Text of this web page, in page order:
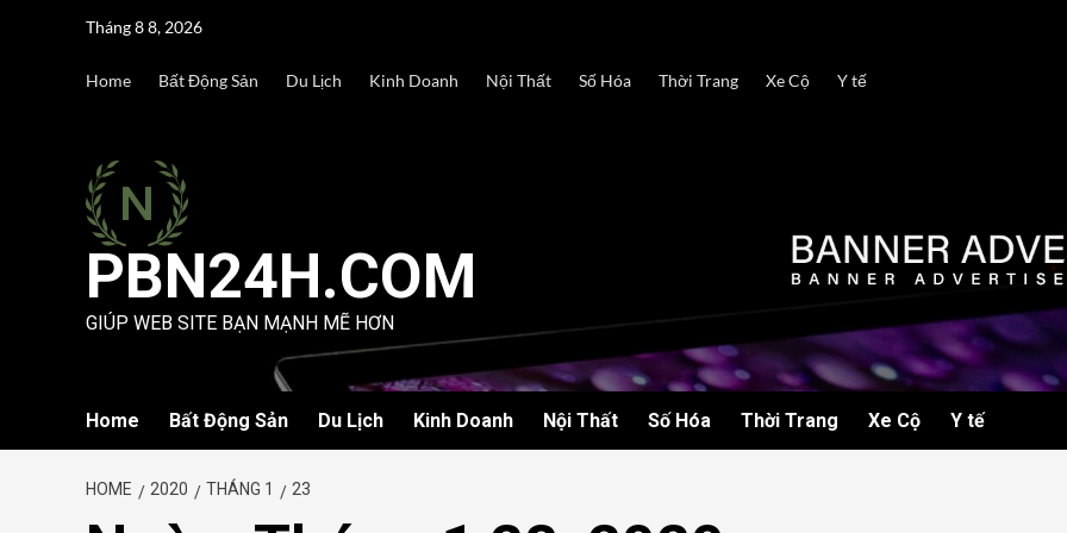
Tháng 8 8, 2026
Home Bất Động Sản Du Lịch Kinh Doanh Nội Thất Số Hóa Thời Trang Xe Cộ Y tế
PBN24H.COM
GIÚP WEB SITE BẠN MẠNH MẼ HƠN
Home Bất Động Sản Du Lịch Kinh Doanh Nội Thất Số Hóa Thời Trang Xe Cộ Y tế
HOME 2020 THÁNG 1 23